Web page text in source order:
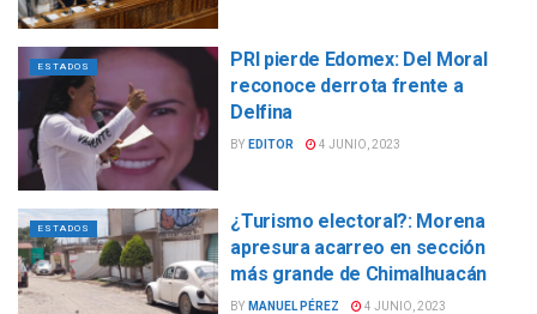
ESTADOS
PRI pierde Edomex: Del Moral
reconoce derrota frente a
Delfina
BY EDITOR 4 JUNIO, 2023
ESTADOS
¿Turismo electoral?: Morena
apresura acarreo en sección
más grande de Chimalhuacán
BY MANUEL PÉREZ 4 JUNIO, 2023